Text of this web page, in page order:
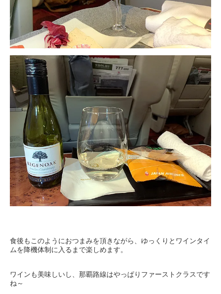
食後もこのようにおつまみを頂きながら、ゆっくりとワインタイ
ムを降機体制に入るまで楽しめます。
ワインも美味しいし、那覇路線はやっぱりファーストクラスです
ね～